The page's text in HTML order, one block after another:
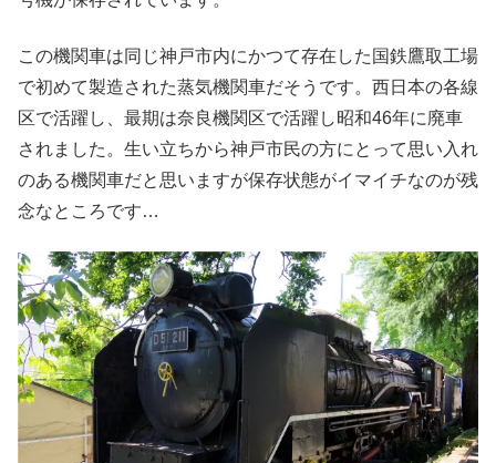
この機関車は同じ神戸市内にかつて存在した国鉄鷹取工場
で初めて製造された蒸気機関車だそうです。西日本の各線
区で活躍し、最期は奈良機関区で活躍し昭和46年に廃車
されました。生い立ちから神戸市民の方にとって思い入れ
のある機関車だと思いますが保存状態がイマイチなのが残
念なところです…